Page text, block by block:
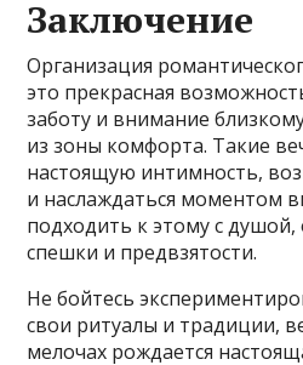
Заключение
Организация
это прекрасная
заботу и внимание
из зоны комфорта. Такие
настоящую интимность,
и наслаждаться моментом
подходить к этому с душой,
спешки и предвзятости.
Не бойтесь
свои ритуалы и традиции,
мелочах рождается